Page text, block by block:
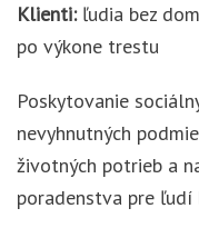
Klienti:ľudia bez
po výkone trestu
Poskytovanie
nevyhnutných
životných potrieb a
poradenstva pre ľudí